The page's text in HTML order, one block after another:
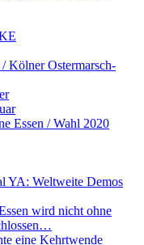
Kölner Ostermarsch-
Essen / Wahl 2020
YA: Weltweite Demos
wird nicht ohne
eine Kehrtwende